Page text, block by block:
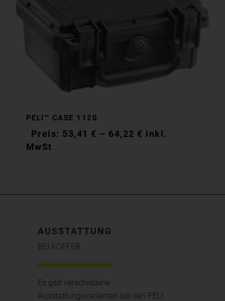
PELI™ CASE 1120
53,41 € – 64,22 € inkl.
MwSt
AUSSTATTUNG
BEI KOFFER
Es gibt verschiedene
Ausstattungsvarianten bei den PELI